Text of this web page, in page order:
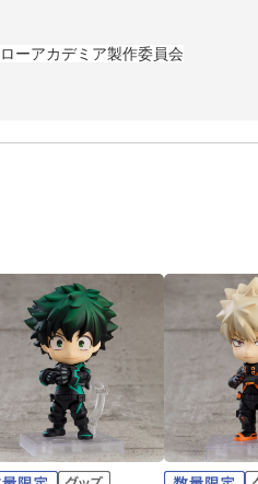
ーアカデミア製作委員会